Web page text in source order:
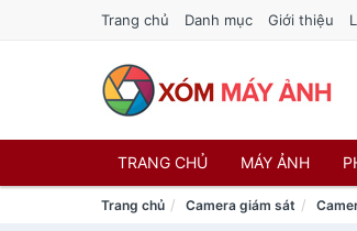
Trang chủ Danh mục Giới thiệu
TRANG CHỦ MÁY ẢNH
Trang chủ Camera giám sát